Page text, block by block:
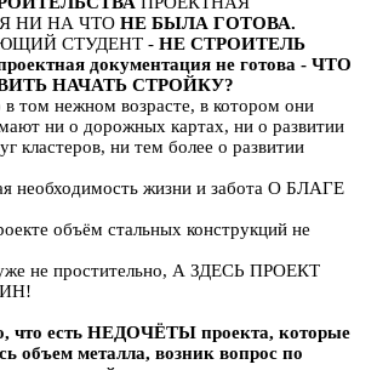
НИ НА ЧТО НЕ БЫЛА ГОТОВА.
СТУДЕНТ - НЕ СТРОИТЕЛЬ
документация не готова - ЧТО
НАЧАТЬ СТРОЙКУ?
том нежном возрасте, в котором они
ни о дорожных картах, ни о развитии
кластеров, ни тем более о развитии
необходимость жизни и забота О БЛАГЕ
объём стальных конструкций не
не простительно, А ЗДЕСЬ ПРОЕКТ
что есть НЕДОЧЁТЫ проекта, которые
объем металла, возник вопрос по